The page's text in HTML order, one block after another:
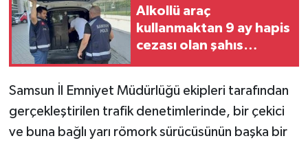
Alkollü araç
kullanmaktan 9 ay hapis
cezası olan şahıs
Samsun İl Emniyet Müdürlüğü ekipleri tarafından
gerçekleştirilen trafik denetimlerinde, bir çekici
ve buna bağlı yarı römork sürücüsünün başka bir